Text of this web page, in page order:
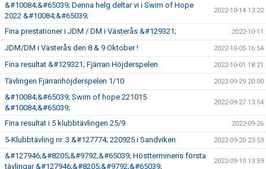
&#10084;&#65039; Denna helg deltar vi i Swim of Hope
2022 &#10084;&#65039;
2022-10-14 13:22
Fina prestationer i JDM / DM i Västerås &#129321; 2022-10-11
JDM/DM i Västerås den 8 & 9 Oktober ! 2022-10-05 16:54
Fina resultat &#129321; Fjärran Höjderspelen 2022-10-01 18:21
Tävlingen Fjärranhöjderspelen 1/10 2022-09-29 20:00
&#10084;&#65039; Swim of hope 221015
&#10084;&#65039;
2022-09-27 13:54
Fina resultat i 5 klubbtävlingen 25/9 2022-09-26
5-Klubbtävling nr. 3 &#127774; 220925 i Sandviken 2022-09-20 23:53
&#127946;&#8205;&#9792;&#65039; Höstterminens första
tävlingar &#127946;&#8205;&#9792;&#65039;
2022-09-10 13:59